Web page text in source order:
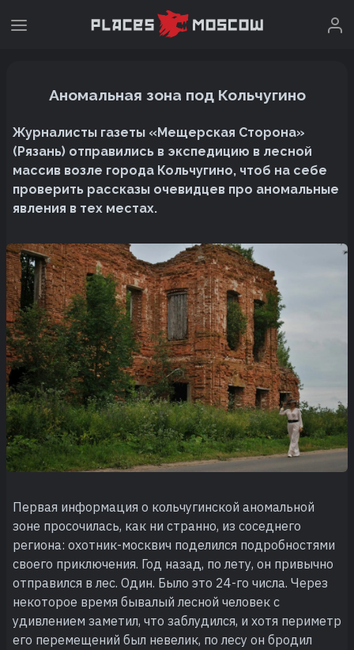
Аномальная зона под Кольчугино
Журналисты газеты «Мещерская Сторона»
(Рязань) отправились в экспедицию в лесной
массив возле города Кольчугино, чтоб на себе
проверить рассказы очевидцев про аномальные
явления в тех местах.
Первая информация о кольчугинской аномальной
зоне просочилась, как ни странно, из соседнего
региона: охотник-москвич поделился подробностями
своего приключения. Год назад, по лету, он привычно
отправился в лес. Один. Было это 24-го числа. Через
некоторое время бывалый лесной человек с
удивлением заметил, что заблудился, и хотя периметр
его перемещений был невелик, по лесу он бродил